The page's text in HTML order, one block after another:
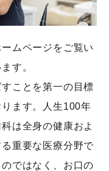
ムページをご覧い
す。
ことを第一の目標
ます。人生100年
は全身の健康およ
重要な医療分野で
ではなく、お口の